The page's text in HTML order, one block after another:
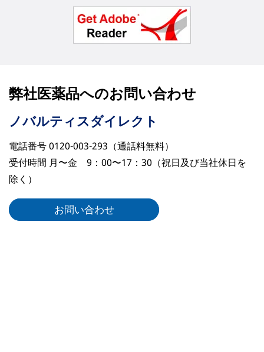
弊社医薬品へのお問い合わせ
ノバルティスダイレクト
電話番号 0120-003-293（通話料無料）
受付時間 月〜金 9：00〜17：30（祝日及び当社休日を
除く）
お問い合わせ